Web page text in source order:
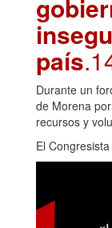
país
Durante un
de Morena
recursos y
El Congresista